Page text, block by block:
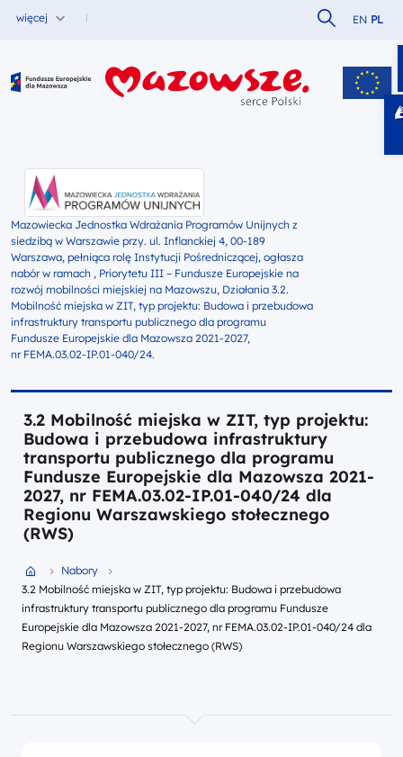
więcej Szukaj w
EN PL
Fundusze Europejskie dla Mazowsza
Mazowiecka Jednostka Wdrażania Programów Unijnych z
siedzibą w Warszawie przy. ul. Inflanckiej 4, 00-189
Warszawa, pełniąca rolę Instytucji Pośredniczącej, ogłasza
nabór w ramach , Priorytetu III – Fundusze Europejskie na
rozwój mobilności miejskiej na Mazowszu, Działania 3.2.
Mobilność miejska w ZIT, typ projektu: Budowa i przebudowa
infrastruktury transportu publicznego dla programu
Fundusze Europejskie dla Mazowsza 2021-2027,
nr FEMA.03.02-IP.01-040/24.
3.2 Mobilność miejska w ZIT, typ projektu:
Budowa i przebudowa infrastruktury
transportu publicznego dla programu
Fundusze Europejskie dla Mazowsza 2021-
2027, nr FEMA.03.02-IP.01-040/24 dla
Regionu Warszawskiego stołecznego
(RWS)
Przejdź do strony głównej portalu
Nabory
3.2 Mobilność miejska w ZIT, typ projektu: Budowa i przebudowa
infrastruktury transportu publicznego dla programu Fundusze
Europejskie dla Mazowsza 2021-2027, nr FEMA.03.02-IP.01-040/24 dla
Regionu Warszawskiego stołecznego (RWS)